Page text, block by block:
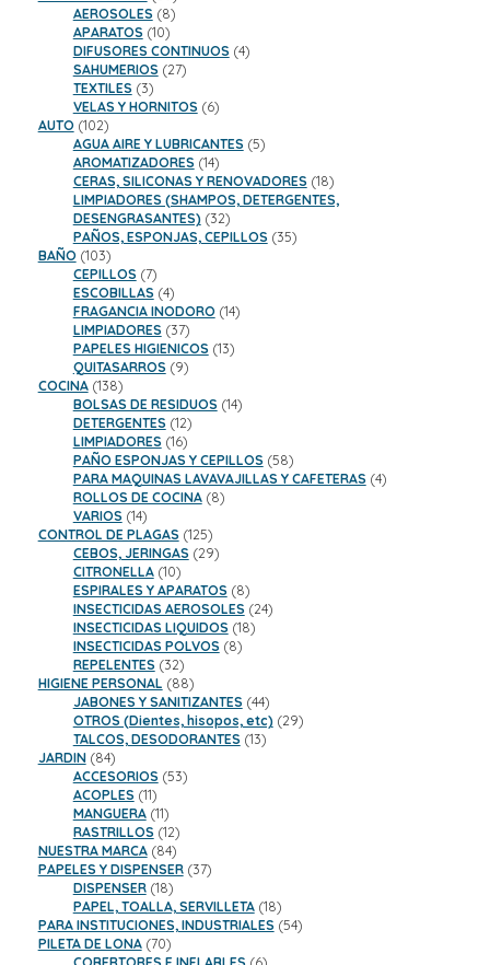
productos
AEROSOLES 88
productos
APARATOS 1010
productos
DIFUSORES CONTINUOS 44
SAHUMERIOS 2727
TEXTILES 33
productos
VELAS Y HORNITOS 66
AUTO 102102
productos
AGUA AIRE Y LUBRICANTES 55
AROMATIZADORES 1414
productos
CERAS, SILICONAS Y RENOVADORES 1818
productos
LIMPIADORES (SHAMPOS, DETERGENTES,
DESENGRASANTES) 3232
productos
PAÑOS, ESPONJAS, CEPILLOS 3535
BAÑO 103103
productos
CEPILLOS 77
productos
ESCOBILLAS 44
productos
FRAGANCIA INODORO 1414
LIMPIADORES 3737
productos
PAPELES HIGIENICOS 1313
QUITASARROS 99
COCINA 138138
productos
BOLSAS DE RESIDUOS 1414
DETERGENTES 1212
productos
LIMPIADORES 1616
productos
PAÑO ESPONJAS Y CEPILLOS 5858
productos
PARA MAQUINAS LAVAVAJILLAS Y CAFETERAS 44
ROLLOS DE COCINA 88
VARIOS 1414
productos
CONTROL DE PLAGAS 125125
productos
CEBOS, JERINGAS 2929
CITRONELLA 1010
productos
ESPIRALES Y APARATOS 88
productos
INSECTICIDAS AEROSOLES 2424
INSECTICIDAS LIQUIDOS 1818
INSECTICIDAS POLVOS 88
REPELENTES 3232
productos
HIGIENE PERSONAL 8888
productos
JABONES Y SANITIZANTES 4444
productos
OTROS (Dientes, hisopos, etc) 2929
TALCOS, DESODORANTES 1313
JARDIN 8484
productos
ACCESORIOS 5353
ACOPLES 1111
productos
MANGUERA 1111
productos
RASTRILLOS 1212
productos
NUESTRA MARCA 8484
productos
PAPELES Y DISPENSER 3737
DISPENSER 1818
productos
PAPEL, TOALLA, SERVILLETA 1818
productos
PARA INSTITUCIONES, INDUSTRIALES 5454
PILETA DE LONA 7070
productos
6